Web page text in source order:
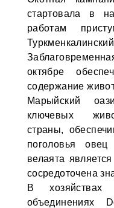
стартовала в
работам
октябре
содержание
Марыйский
ключевых
страны,
поголовья
велаята
сосредоточена
В хозяйствах
объединениях